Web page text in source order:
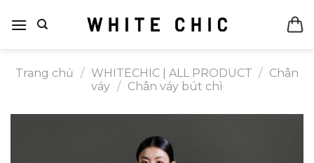
qua
Trang chủ
/ WHITECHIC | ALL PRODUCT / Chân
váy / Chân váy bút chì